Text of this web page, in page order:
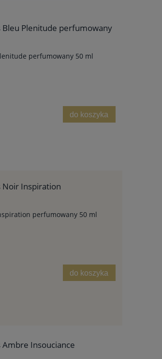
Bleu Plenitude perfumowany
perfumowany 50 ml
do koszyka
Noir Inspiration
perfumowany 50 ml
do koszyka
Insouciance